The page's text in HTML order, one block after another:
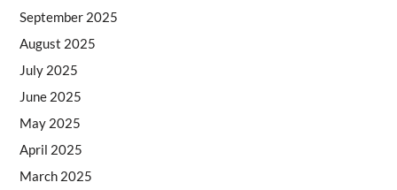
September 2025
August 2025
July 2025
June 2025
May 2025
April 2025
March 2025